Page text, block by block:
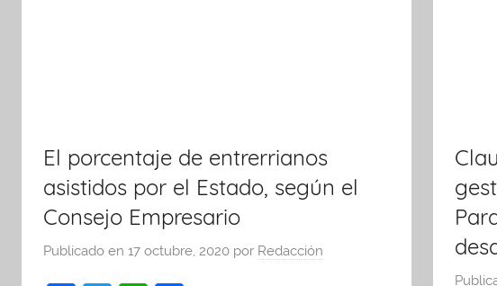
El porcentaje de entrerrianos
asistidos por el Estado, según el
Consejo Empresario
Publicado en 17 octubre, 2020 por Redacción